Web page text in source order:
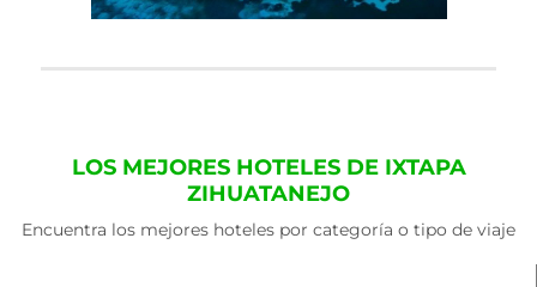
LOS MEJORES HOTELES DE IXTAPA
ZIHUATANEJO
Encuentra los mejores hoteles por categoría o tipo de viaje